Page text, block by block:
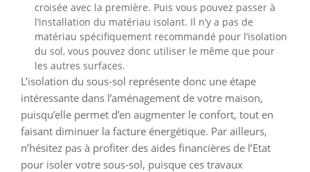
croisée avec la première. Puis vous pouvez passer à
l’installation du matériau isolant. Il n’y a pas de
matériau spécifiquement recommandé pour l’isolation
du sol, vous pouvez donc utiliser le même que pour
les autres surfaces.
L’isolation du sous-sol représente donc une étape
intéressante dans l’aménagement de votre maison,
puisqu’elle permet d’en augmenter le confort, tout en
faisant diminuer la facture énergétique. Par ailleurs,
n’hésitez pas à profiter des aides financières de l’Etat
pour isoler votre sous-sol, puisque ces travaux